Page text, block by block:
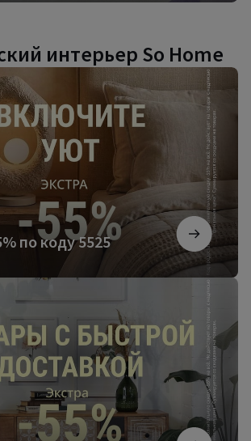
интерьер So Home
по коду 5525